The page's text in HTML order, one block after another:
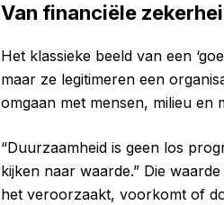
Van financiële
Het klassieke beeld van een
maar ze legitimeren een
omgaan met mensen, milieu en
“Duurzaamheid is geen los
kijken naar waarde.” Die
het veroorzaakt, voorkomt of